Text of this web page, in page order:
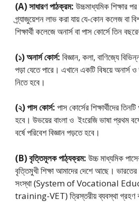
(A) সাধারণ পাঠক্রম: উচ্চমাধ্যমিক শিক্ষার
গ্র্যাজুয়েশন লাভ করা যায় যে-কোন কলেজ বা
শিক্ষার্থী কলেজে অনার্স বা পাস কোর্সে তিন
(১) অনার্স কোর্স: বিজ্ঞান, কলা, বাণিজ্যে
পড়া যেতে পারে। এখানে একটি বিষয়ে অনার্স ও
নিতে হবে।
(২) পাস কোর্স: পাস কোর্সের শিক্ষার্থীদের
হবে। উভয়ের বাংলা ও ইংরেজি ভাষা প্রথম
বর্ষে পরিবেশ বিজ্ঞান পড়তে হবে।
(B) বৃত্তিমূলক পাঠ্যক্রম: উচ্চ মাধ্যমিক
বৃত্তিমুখী শিক্ষা আমাদের দেশে আছে। ভারতের
সংস্থা (System of Vocational
training-VET) ত্রিস্তরীয় ব্যবস্থা